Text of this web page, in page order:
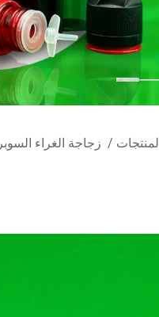
المنتجات / زجاجة الغراء السوبر